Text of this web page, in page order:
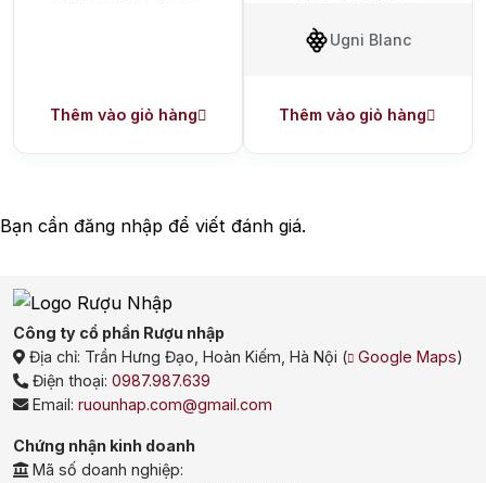
Thêm vào giỏ hàng
Ugni Blanc
Thêm vào giỏ hàng
Bạn cần đăng nhập để viết đánh giá.
Công ty cổ phần Rượu nhập
Địa chỉ: Trần Hưng Đạo, Hoàn Kiếm, Hà Nội ( Google Maps)
Điện thoại:0987.987.639
Email:ruounhap.com@gmail.com
Chứng nhận kinh doanh
Mã số doanh nghiệp: